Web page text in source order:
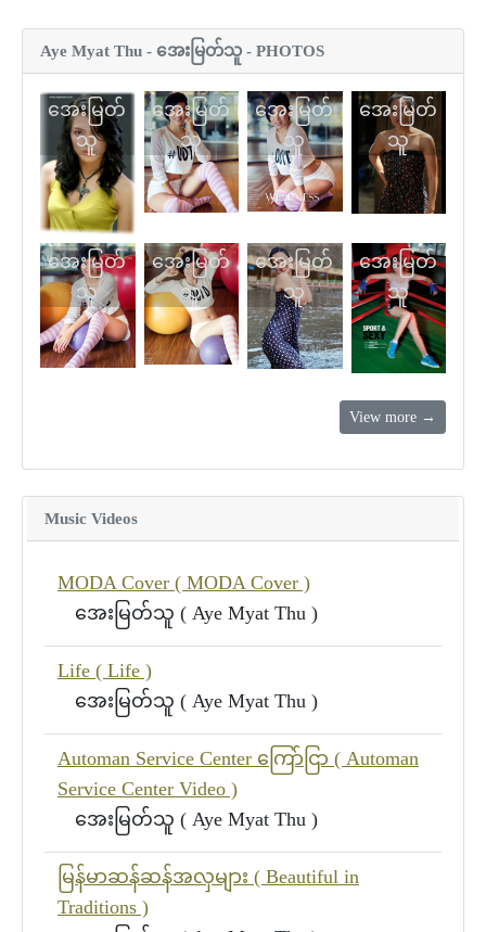
Aye Myat Thu - အေးမြတ်သူ - PHOTOS
အေးမြတ်
သူ
အေးမြတ်
သူ
အေးမြတ်
သူ
အေးမြတ်
သူ
အေးမြတ်
သူ
အေးမြတ်
သူ
အေးမြတ်
သူ
အေးမြတ်
သူ
View more →
Music Videos
MODA Cover ( MODA Cover )
အေးမြတ်သူ ( Aye Myat Thu )
Life ( Life )
အေးမြတ်သူ ( Aye Myat Thu )
Automan Service Center ကြော်ငြာ ( Automan
Service Center Video )
အေးမြတ်သူ ( Aye Myat Thu )
မြန်မာဆန်ဆန်အလှများ ( Beautiful in
Traditions )